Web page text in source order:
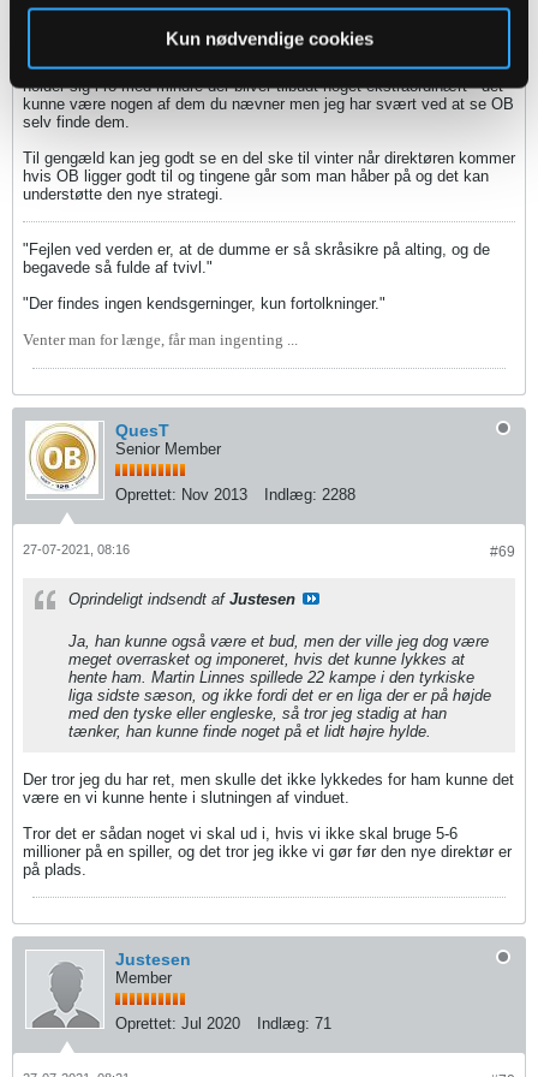
Kun nødvendige cookies
fans ..
Der er ikke noget af det der har med styrken af holdet at gøre eller
imødeser kommende bølgenedture men i år tror jeg virkelig at man
holder sig i ro med mindre der bliver tilbudt noget ekstraordinært - det
kunne være nogen af dem du nævner men jeg har svært ved at se OB
selv finde dem.
Til gengæld kan jeg godt se en del ske til vinter når direktøren kommer
hvis OB ligger godt til og tingene går som man håber på og det kan
understøtte den nye strategi.
"Fejlen ved verden er, at de dumme er så skråsikre på alting, og de
begavede så fulde af tvivl."
"Der findes ingen kendsgerninger, kun fortolkninger."
Venter man for længe, får man ingenting ...
QuesT
Senior Member
Oprettet: Nov 2013 Indlæg: 2288
#69
27-07-2021, 08:16
Oprindeligt indsendt af Justesen
Ja, han kunne også være et bud, men der ville jeg dog være
meget overrasket og imponeret, hvis det kunne lykkes at
hente ham. Martin Linnes spillede 22 kampe i den tyrkiske
liga sidste sæson, og ikke fordi det er en liga der er på højde
med den tyske eller engleske, så tror jeg stadig at han
tænker, han kunne finde noget på et lidt højre hylde.
Der tror jeg du har ret, men skulle det ikke lykkedes for ham kunne det
være en vi kunne hente i slutningen af vinduet.
Tror det er sådan noget vi skal ud i, hvis vi ikke skal bruge 5-6
millioner på en spiller, og det tror jeg ikke vi gør før den nye direktør er
på plads.
Justesen
Member
Oprettet: Jul 2020 Indlæg: 71